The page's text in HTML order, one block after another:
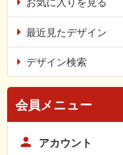
お気に入りを見る
最近見たデザイン
デザイン検索
会員メニュー
アカウント